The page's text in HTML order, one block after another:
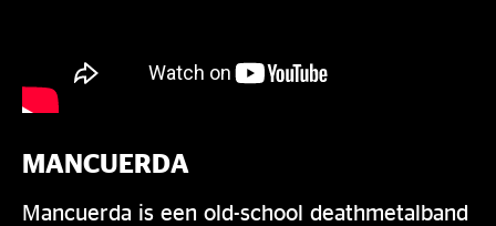
MANCUERDA
Mancuerda is een old-school deathmetalband